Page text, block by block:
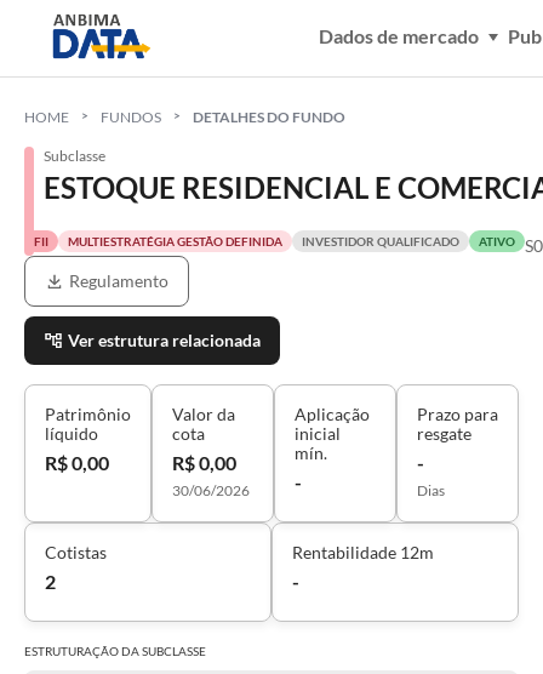
Dados de mercado
HOME FUNDOS DETALHES DO FUNDO
Subclasse
ESTOQUE RESIDENCIAL E
FII MULTIESTRATÉGIA GESTÃO DEFINIDA INVESTIDOR QUALIFICADO ATIVO
Regulamento
Ver estrutura relacionada
Patrimônio
líquido
R$ 0,00
Valor da
cota
R$ 0,00
30/06/2026
Aplicação
inicial
mín.
-
Prazo para
resgate
-
Dias
Cotistas
2
Rentabilidade 12m
-
ESTRUTURAÇÃO DASUBCLASSE